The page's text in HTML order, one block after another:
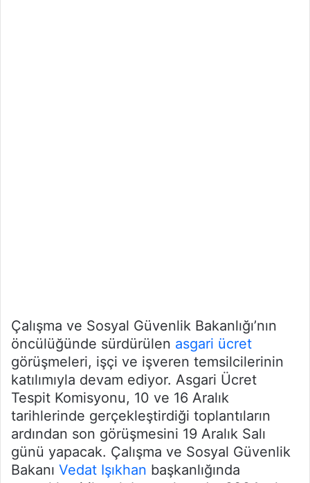
Çalışma ve Sosyal Güvenlik Bakanlığı’nın
öncülüğünde sürdürülen asgari ücret
görüşmeleri, işçi ve işveren temsilcilerinin
katılımıyla devam ediyor. Asgari Ücret
Tespit Komisyonu, 10 ve 16 Aralık
tarihlerinde gerçekleştirdiği toplantıların
ardından son görüşmesini 19 Aralık Salı
günü yapacak. Çalışma ve Sosyal Güvenlik
Bakanı Vedat Işıkhan başkanlığında